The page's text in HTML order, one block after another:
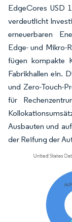
EdgeCores USD
verdeutlicht
erneuerbaren
Edge- und Mikro-
fügen kompakte
Fabrikhallen ein.
und Zero-Touch-
für
Ausbauten und
der Reifung der